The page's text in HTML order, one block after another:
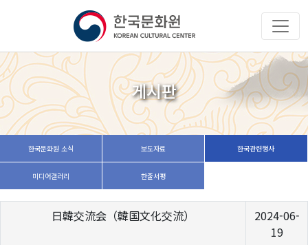
게시판
한국문화원 소식 보도자료 한국관련행사
미디어갤러리 한줄서평
日韓交流会（韓国文化交流）
2024-06-
19